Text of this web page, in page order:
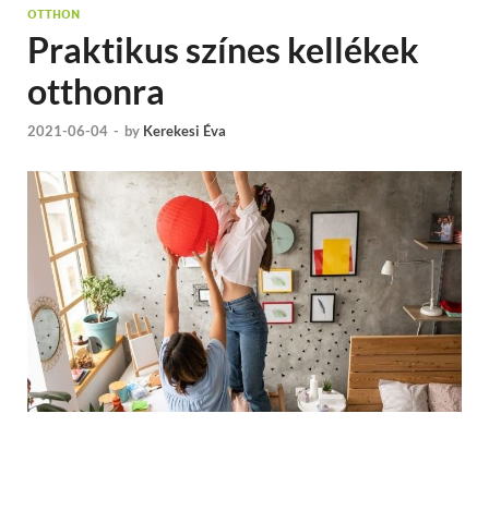
OTTHON
Praktikus színes kellékek
otthonra
2021-06-04 - by Kerekesi Éva